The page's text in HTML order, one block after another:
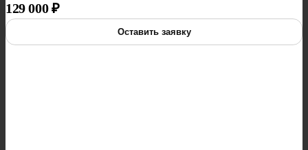
129 000₽
Оставить заявку